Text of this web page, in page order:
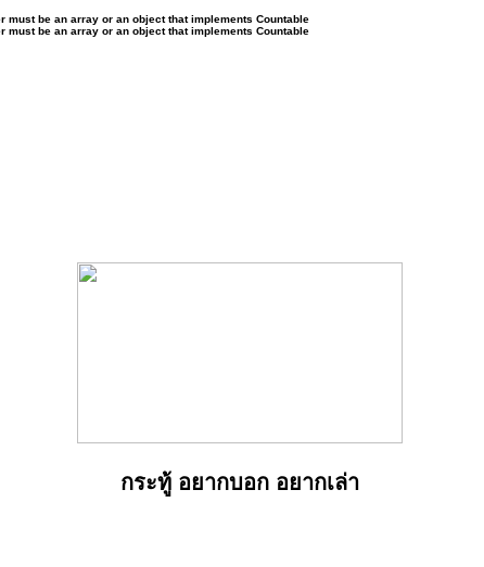
must be an array or an object that implements Countable
must be an array or an object that implements Countable
กระทู้ อยากบอก อยากเล่า